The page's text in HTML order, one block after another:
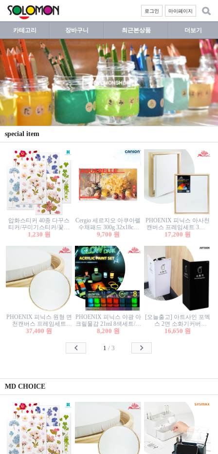
마이페이지
로그인
카테고리 장바구니 최근본상품 더보기
special item
압화스티커 40종 다꾸스
티커/꾸미기스티커/꽃스
티커/압화꽃책갈피/팬시
1,230 원
Cergio 세르지오 아쿠아렐
수채패드 300g 32x18cm
12매 1면제본
9,700 원
PHOENIX 피닉스 아사천
캔버스 프레임세트 3호F
27.3x22cm 캔버스와 올림
17,200 원
PHOENIX 피닉스 원형 면
천캔버스 프레임세트
40cm/원형캔버스/플로팅
37,400 원
PHOENIX 피닉스 야광 아
크릴물감 21ml 8색세트/야
광물감
8,200 원
[오늘출고] 아트사인 포멕
스 2면 소화기커버
1470/1471/소화기커버/소
함/소화기거치대/소화기
16,650 원
1 / 3
MD CHOICE